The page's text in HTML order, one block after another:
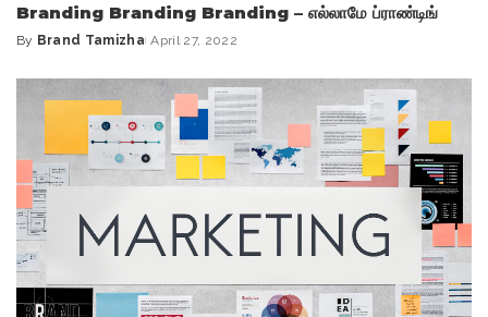
Branding Branding Branding – எல்லாமே ப்ராண்டிங்
Posted
By Brand Tamizha April 27, 2022